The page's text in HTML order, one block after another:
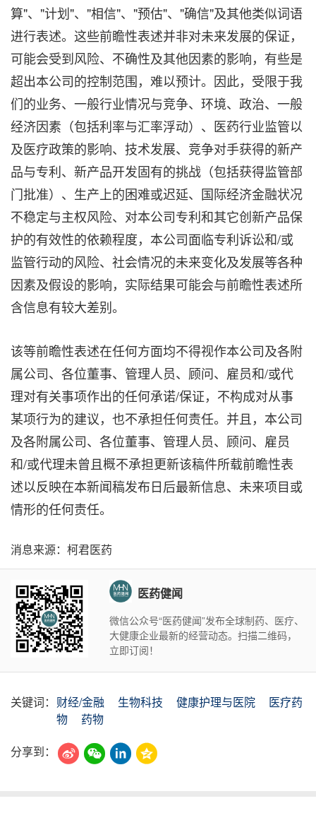
算"、"计划"、"相信"、"预估"、"确信"及其他类似词语
进行表述。这些前瞻性表述并非对未来发展的保证，
可能会受到风险、不确性及其他因素的影响，有些是
超出本公司的控制范围，难以预计。因此，受限于我
们的业务、一般行业情况与竞争、环境、政治、一般
经济因素（包括利率与汇率浮动）、医药行业监管以
及医疗政策的影响、技术发展、竞争对手获得的新产
品与专利、新产品开发固有的挑战（包括获得监管部
门批准）、生产上的困难或迟延、国际经济金融状况
不稳定与主权风险、对本公司专利和其它创新产品保
护的有效性的依赖程度，本公司面临专利诉讼和/或
监管行动的风险、社会情况的未来变化及发展等各种
因素及假设的影响，实际结果可能会与前瞻性表述所
含信息有较大差别。
该等前瞻性表述在任何方面均不得视作本公司及各附
属公司、各位董事、管理人员、顾问、雇员和/或代
理对有关事项作出的任何承诺/保证，不构成对从事
某项行为的建议，也不承担任何责任。并且，本公司
及各附属公司、各位董事、管理人员、顾问、雇员
和/或代理未曾且概不承担更新该稿件所载前瞻性表
述以反映在本新闻稿发布日后最新信息、未来项目或
情形的任何责任。
消息来源：柯君医药
医药健闻
微信公众号“医药健闻”发布全球制药、医疗、
大健康企业最新的经营动态。扫描二维码，
立即订阅！
关键词： 财经/金融 生物科技 健康护理与医院
医疗药
物
药物
分享到：